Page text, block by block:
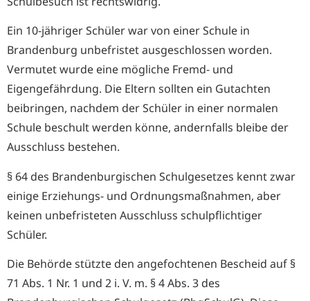
Ein 10-jähriger Schüler war von einer Schule in
Brandenburg unbefristet ausgeschlossen worden.
Vermutet wurde eine mögliche Fremd- und
Eigengefährdung. Die Eltern sollten ein Gutachten
beibringen, nachdem der Schüler in einer normalen
Schule beschult werden könne, andernfalls bleibe der
Ausschluss bestehen.
§ 64 des Brandenburgischen Schulgesetzes kennt zwar
einige Erziehungs- und Ordnungsmaßnahmen, aber
keinen unbefristeten Ausschluss schulpflichtiger
Schüler.
Die Behörde stützte den angefochtenen Bescheid auf §
71 Abs. 1 Nr. 1 und 2 i. V. m. § 4 Abs. 3 des